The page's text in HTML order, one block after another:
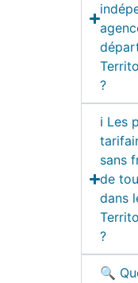
?
ℹ️ Les
sans
de
dans
?
🔍